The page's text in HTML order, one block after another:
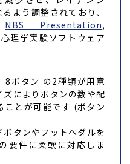
よう調整されており、
NBS Presentation,
理学実験ソフトウェア
8ボタン の2種類が用意
によりボタンの数や配
ことが可能です (ボタン
タンやフットペダルを
要件に柔軟に対応しま